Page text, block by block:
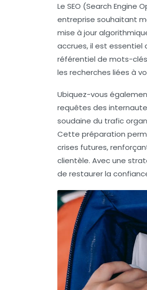
Le SEO (Search Engine
entreprise souhaitant
mise à jour
accrues, il est essentiel
référentiel de mots-clés
les recherches liées à
Ubiquez-vous
requêtes des
soudaine du trafic
Cette préparation
crises futures,
clientèle. Avec une
de restaurer la